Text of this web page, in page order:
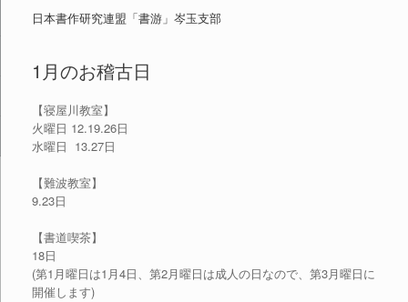
日本書作研究連盟「書游」岑玉支部
1月のお稽古日
【寝屋川教室】
火曜日 12.19.26日
水曜日 13.27日
【難波教室】
9.23日
【書道喫茶】
18日
(第1 月曜日は1 月4日、第2月曜日は成人の日なので、第3月曜日に
開催します)